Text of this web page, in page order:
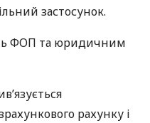
застосунок.
ФОП та юридичним
рахунку і